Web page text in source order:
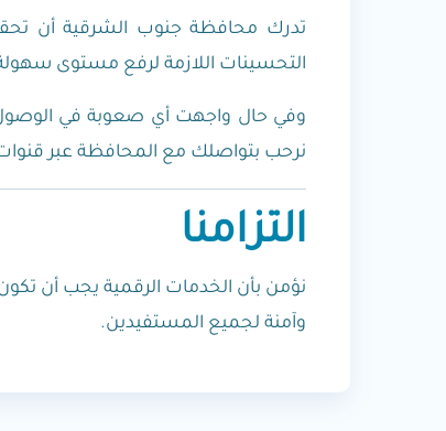
تدرك محافظة جنوب الشرقية أن
التحسينات اللازمة لرفع مستوى
وفي حال واجهت أي صعوبة في الوصول
نرحب بتواصلك مع المحافظة عبر قنوات
التزامنا
نؤمن بأن الخدمات الرقمية يجب أن
وآمنة لجميع المستفيدين.